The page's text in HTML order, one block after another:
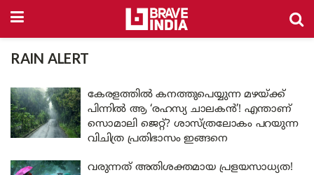
RAIN ALERT
കേരളത്തിൽ കനത്തുപെയ്യുന്ന മഴയ്ക്ക്
പിന്നിൽ ആ ‘രഹസ്യ ചാലകൻ’! എന്താണ്
സൊമാലി ജെറ്റ്? ശാസ്ത്രലോകം പറയുന്ന
വിചിത്ര പ്രതിഭാസം ഇങ്ങനെ
വരുന്നത് അതിശക്തമായ പ്രളയസാധ്യത!